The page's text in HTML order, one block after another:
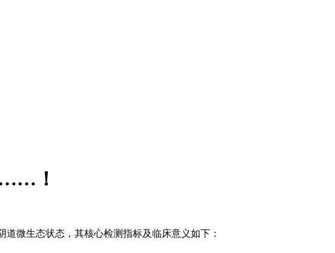
……！
道微生态状态，其核心检测指标及临床意义如下：